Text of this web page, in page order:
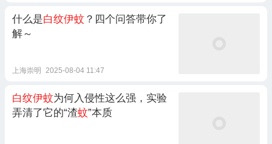
什么是白纹伊蚊 ？四个问答带你了
解～
上海崇明 2025-08-04 11:47
白纹伊蚊为何入侵性这么强，实验
弄清了它的“渣蚊”本质